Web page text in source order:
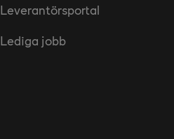
Leverantörsportal
Lediga jobb